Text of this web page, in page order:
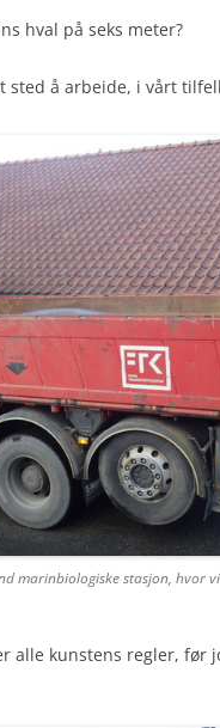
hval på seks meter?
sted å arbeide, i vårt
marinbiologiske stasjon, hvor
alle kunstens regler, før